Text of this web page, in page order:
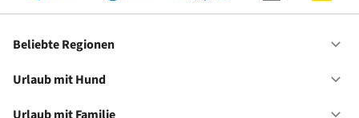
Beliebte Regionen
Urlaub mit Hund